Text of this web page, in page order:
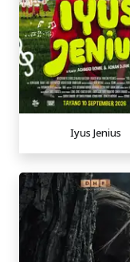
Iyus Jenius